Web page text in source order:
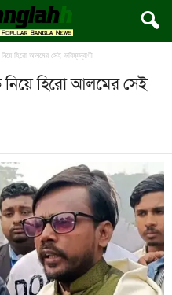
হিরো আলমের সেই ভবিষ্যদ্বাণী
নিয়ে হিরো আলমের সেই